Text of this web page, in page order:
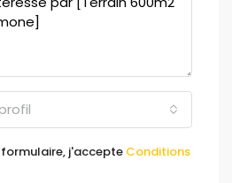
j'accepte Conditions